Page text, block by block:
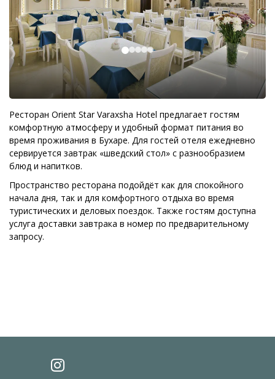
Ресторан Orient Star Varaxsha Hotel предлагает гостям
комфортную атмосферу и удобный формат питания во
время проживания в Бухаре. Для гостей отеля ежедневно
сервируется завтрак «шведский стол» с разнообразием
блюд и напитков.
Пространство ресторана подойдёт как для спокойного
начала дня, так и для комфортного отдыха во время
туристических и деловых поездок. Также гостям доступна
услуга доставки завтрака в номер по предварительному
запросу.